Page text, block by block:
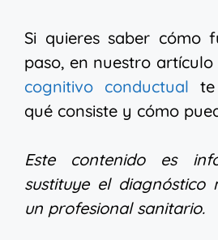
Si quieres saber cómo
paso, en nuestro artículo
cognitivo conductual te
qué consiste y cómo
Este contenido es
sustituye el diagnóstico
un profesional sanitario.